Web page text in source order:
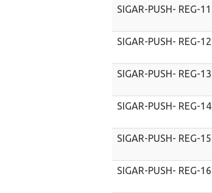
SIGAR-PUSH- REG-11
SIGAR-PUSH- REG-12
SIGAR-PUSH- REG-13
SIGAR-PUSH- REG-14
SIGAR-PUSH- REG-15
SIGAR-PUSH- REG-16